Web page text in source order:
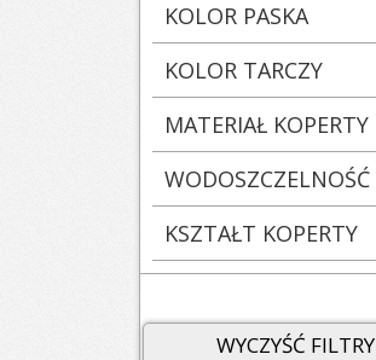
KOLOR PASKA
KOLOR TARCZY
MATERIAŁ KOPERTY
WODOSZCZELNOŚĆ
KSZTAŁT KOPERTY
WYCZYŚĆ FILTRY